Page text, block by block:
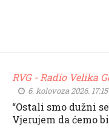
RVG - Radio Velika
6. kolovoza 2026. 17:15
“Ostali smo dužni
Vjerujem da ćemo